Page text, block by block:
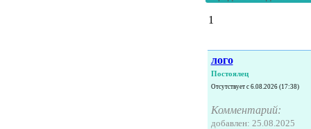
1
лого
Постоялец
Отсутствует с 6.08.2026 (17:38)
Комментарий:
добавлен: 25.08.2025